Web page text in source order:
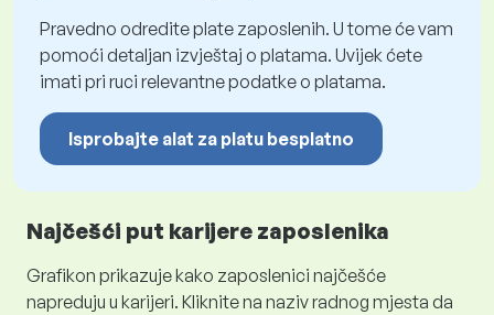
Pravedno odredite plate zaposlenih. U tome će vam
pomoći detaljan izvještaj o platama. Uvijek ćete
imati pri ruci relevantne podatke o platama.
Isprobajte alat za platu besplatno
Najčešći put karijere zaposlenika
Grafikon prikazuje kako zaposlenici najčešće
napreduju u karijeri. Kliknite na naziv radnog mjesta da